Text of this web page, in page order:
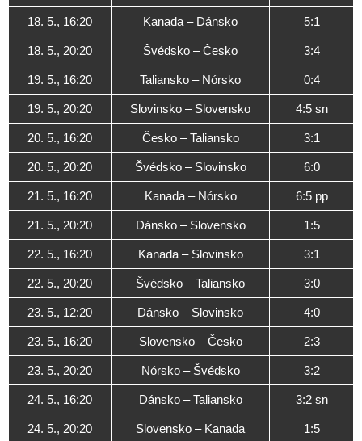
18. 5., 16:20 Kanada – Dánsko 5:1
18. 5., 20:20 Švédsko – Česko 3:4
19. 5., 16:20 Taliansko – Nórsko 0:4
19. 5., 20:20 Slovinsko – Slovensko 4:5 sn
20. 5., 16:20 Česko – Taliansko 3:1
20. 5., 20:20 Švédsko – Slovinsko 6:0
21. 5., 16:20 Kanada – Nórsko 6:5 pp
21. 5., 20:20 Dánsko – Slovensko 1:5
22. 5., 16:20 Kanada – Slovinsko 3:1
22. 5., 20:20 Švédsko – Taliansko 3:0
23. 5., 12:20 Dánsko – Slovinsko 4:0
23. 5., 16:20 Slovensko – Česko 2:3
23. 5., 20:20 Nórsko – Švédsko 3:2
24. 5., 16:20 Dánsko – Taliansko 3:2 sn
24. 5., 20:20 Slovensko – Kanada 1:5